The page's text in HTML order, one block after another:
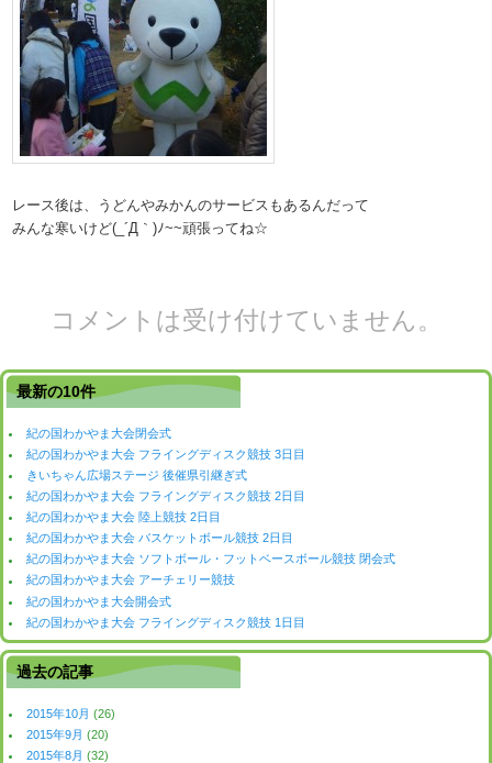
レース後は、うどんやみかんのサービスもあるんだって
みんな寒いけど(_´Д｀)ﾉ~~頑張ってね☆
コメントは受け付けていません。
最新の10件
紀の国わかやま大会閉会式
紀の国わかやま大会 フライングディスク競技 3日目
きいちゃん広場ステージ 後催県引継ぎ式
紀の国わかやま大会 フライングディスク競技 2日目
紀の国わかやま大会 陸上競技 2日目
紀の国わかやま大会 バスケットボール競技 2日目
紀の国わかやま大会 ソフトボール・フットベースボール競技 閉会式
紀の国わかやま大会 アーチェリー競技
紀の国わかやま大会開会式
紀の国わかやま大会 フライングディスク競技 1日目
過去の記事
2015年10月 (26)
2015年9月 (20)
2015年8月 (32)